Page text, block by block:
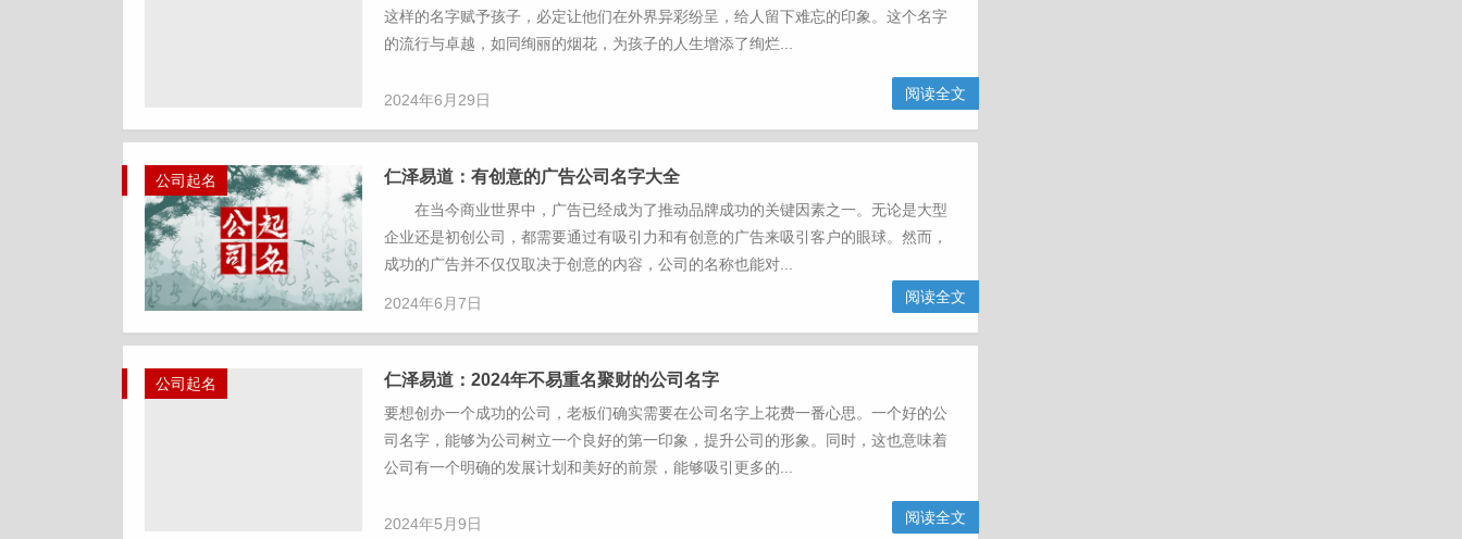
这样的名字赋予孩子，必定让他们在外界异彩纷呈，给人留下难忘的印象。这个名字
的流行与卓越，如同绚丽的烟花，为孩子的人生增添了绚烂...
2024年6月29日 阅读全文
公司起名 仁泽易道：有创意的广告公司名字大全
在当今商业世界中，广告已经成为了推动品牌成功的关键因素之一。无论是大型
企业还是初创公司，都需要通过有吸引力和有创意的广告来吸引客户的眼球。然而，
成功的广告并不仅仅取决于创意的内容，公司的名称也能对...
2024年6月7日 阅读全文
公司起名 仁泽易道：2024年不易重名聚财的公司名字
要想创办一个成功的公司，老板们确实需要在公司名字上花费一番心思。一个好的公
司名字，能够为公司树立一个良好的第一印象，提升公司的形象。同时，这也意味着
公司有一个明确的发展计划和美好的前景，能够吸引更多的...
2024年5月9日 阅读全文